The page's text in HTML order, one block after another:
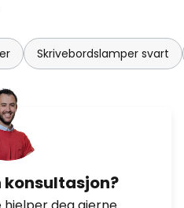
Skrivebordslamper svart
konsultasjon?